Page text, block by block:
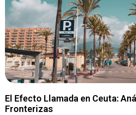
El Efecto Llamada en Ceuta:
Fronterizas